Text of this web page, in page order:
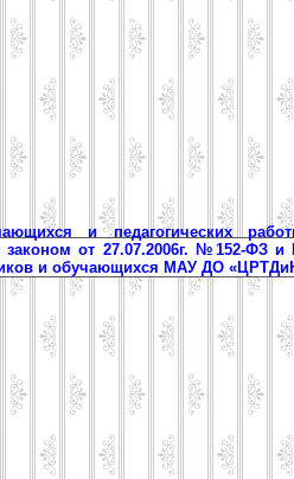
и педагогических
законом от 27.07.2006г. №152-ФЗ
и обучающихся МАУ ДО